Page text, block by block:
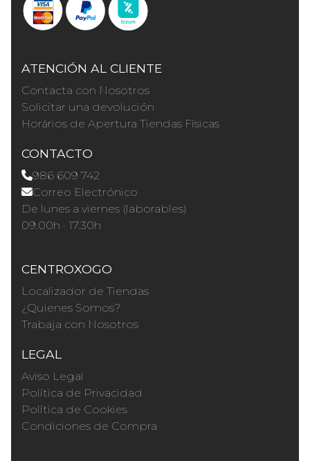
ATENCIÓN AL CLIENTE
Contacta con Nosotros
Solicitar una devolución
Horários de Apertura Tiendas Físicas
CONTACTO
986 609 742
Correo Electrónico
De lunes a viernes (laborables)
09.00h · 17.30h
CENTROXOGO
Localizador de Tiendas
¿Quienes Somos?
Trabaja con Nosotros
LEGAL
Aviso Legal
Política de Privacidad
Política de Cookies
Condiciones de Compra